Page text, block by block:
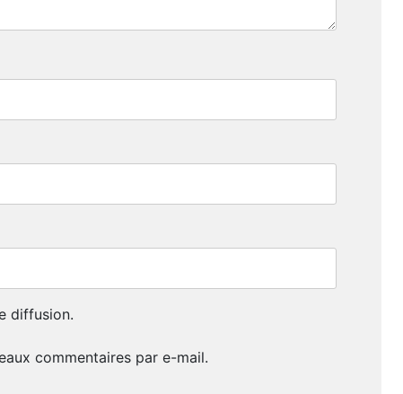
diffusion.
commentaires par e-mail.